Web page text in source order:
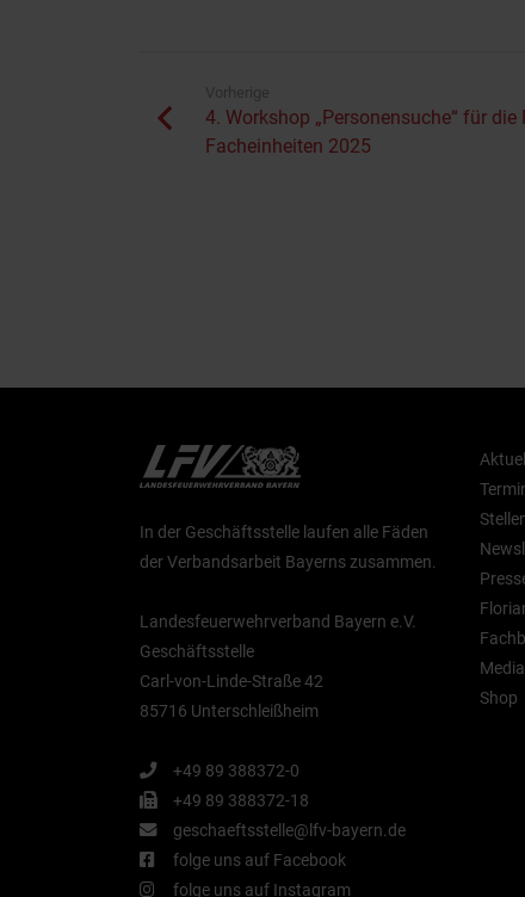
Vorherige
4. Workshop „Personensuche“ für die
Facheinheiten 2025
In der Geschäftsstelle laufen alle Fäden
der Verbandsarbeit Bayerns zusammen.
Landesfeuerwehrverband Bayern e.V.
Geschäftsstelle
Carl-von-Linde-Straße 42
85716 Unterschleißheim
+49 89 388372-0
+49 89 388372-18
geschaeftsstelle@lfv-bayern.de
folge uns auf Facebook
folge uns auf Instagram
Shop